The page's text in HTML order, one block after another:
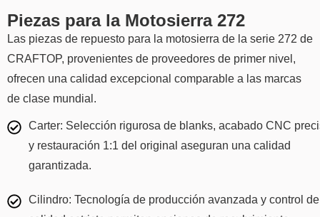
Piezas para la Motosierra 272
Las piezas de repuesto para la motosierra de la serie 272 de
CRAFTOP, provenientes de proveedores de primer nivel,
ofrecen una calidad excepcional comparable a las marcas
de clase mundial.
Carter: Selección rigurosa de blanks, acabado CNC
y restauración 1:1 del original aseguran una calidad
garantizada.
Cilindro: Tecnología de producción avanzada y control de